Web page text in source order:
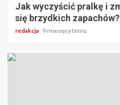
Jak wyczyścić pralkę i
się brzydkich zapachów?
redakcja 9 miesięcy temu